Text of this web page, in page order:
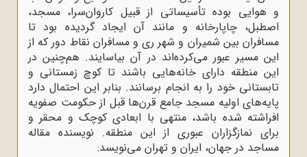
‌و هوایی بوده تأسیساتی از قبیل کاروان‌سرا، مسجد،
اصطبل، چاپارخانه و مانند آن ایجاد گردیده بود تا
مسافران بین شمیران و شهر ری و مسافران نقاط دور که از
این مسیر عبور می‌کرده‌اند در آن بیاسایند. هم‌چنین در
این منطقه دارای خانه‌هایی باشند تا کوچ زمستانی و
تابستانی خود را به انجام برسانند. بنابر این احتمال دارد
پایه‌های اولیه مسجد جامع قرن‌ها قبل از حکومت صفویه
افراشته شده باشد،‌ منتهی با ابعادی کوچک و محقر و
برای نمازگزاران عبوری از این منطقه. نویسنده مقاله
مساجد در جهان، ایران و تهران می‌نویسد: